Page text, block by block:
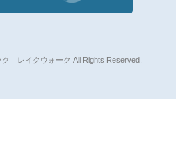
レイクウォーク All Rights Reserved.